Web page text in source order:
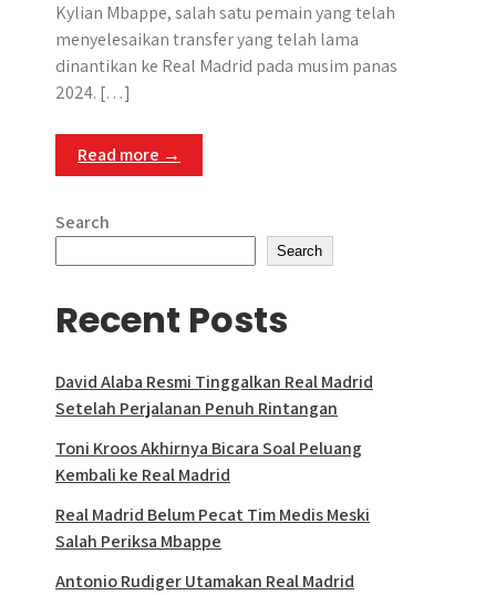
Kylian Mbappe, salah satu pemain yang telah
menyelesaikan transfer yang telah lama
dinantikan ke Real Madrid pada musim panas
2024. […]
Read more →
Search
Search
Recent Posts
David Alaba Resmi Tinggalkan Real Madrid
Setelah Perjalanan Penuh Rintangan
Toni Kroos Akhirnya Bicara Soal Peluang
Kembali ke Real Madrid
Real Madrid Belum Pecat Tim Medis Meski
Salah Periksa Mbappe
Antonio Rudiger Utamakan Real Madrid